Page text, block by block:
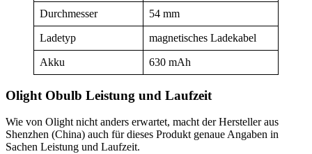
Durchmesser 54 mm
Ladetyp magnetisches Ladekabel
Akku 630 mAh
Olight Obulb Leistung und Laufzeit
Wie von Olight nicht anders erwartet, macht der Hersteller aus
Shenzhen (China) auch für dieses Produkt genaue Angaben in
Sachen Leistung und Laufzeit.